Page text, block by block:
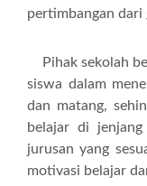
pertimbangan dari
Pihak sekolah
siswa dalam
dan matang,
belajar di
jurusan yang
motivasi belajar